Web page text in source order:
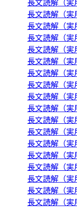
長文読解（
長文読解（
長文読解（
長文読解（
長文読解（
長文読解（
長文読解（
長文読解（
長文読解（
長文読解（
長文読解（
長文読解（
長文読解（
長文読解（
長文読解（
長文読解（
長文読解（